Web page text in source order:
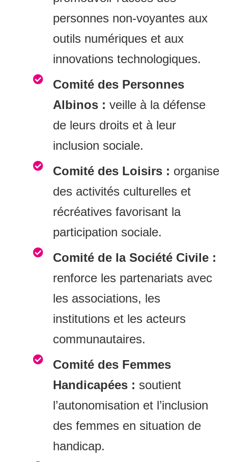
personnes non-voyantes aux
outils numériques et aux
innovations technologiques.
Comité des Personnes
Albinos : veille à la défense
de leurs droits et à leur
inclusion sociale.
Comité des Loisirs : organise
des activités culturelles et
récréatives favorisant la
participation sociale.
Comité de la Société Civile :
renforce les partenariats avec
les associations, les
institutions et les acteurs
communautaires.
Comité des Femmes
Handicapées : soutient
l’autonomisation et l’inclusion
des femmes en situation de
handicap.